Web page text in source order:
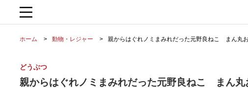
ホーム 動物・レジャー 親からはぐれノミまみれだった元野良ねこ まん丸
どうぶつ
親からはぐれノミまみれだった元野良ねこ まん